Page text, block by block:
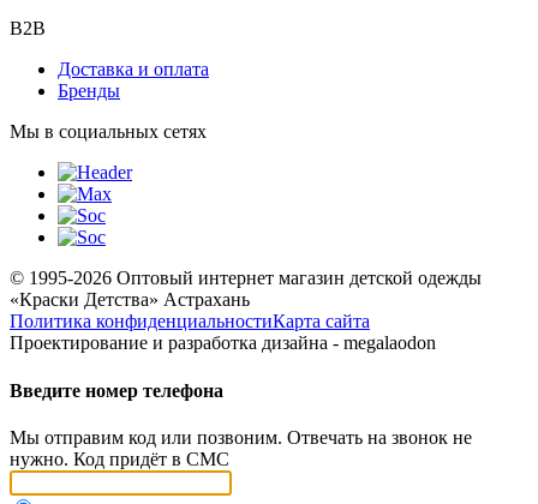
B2B
Доставка и оплата
Бренды
Мы в социальных сетях
© 1995-2026 Оптовый интернет магазин детской одежды
«Краски Детства» Астрахань
Политика конфиденциальностиКарта сайта
Проектирование и разработка дизайна - megalaodon
Введите номер телефона
Мы отправим код или позвоним. Отвечать на звонок не
нужно. Код придёт в СМС